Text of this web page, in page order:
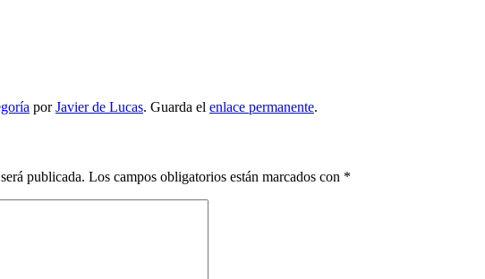
porJavier de Lucas. Guarda el enlace permanente.
publicada. Los campos obligatorios están marcados con *